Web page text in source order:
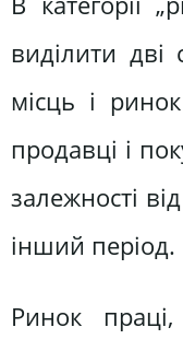
виділити дві
місць і
продавці і
залежності
інший період.
Ринок